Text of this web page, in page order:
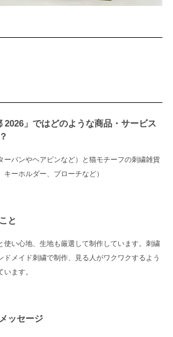
2026」ではどのような商品・サービス
ーバンやヘアピンなど）と猫モチーフの刺繍雑貨
キーホルダー、ブローチなど）
と
使い心地、生地も厳選して制作しています。刺繍
ドメイド刺繍で制作、見る人がワクワクするよう
ます。
ッセージ